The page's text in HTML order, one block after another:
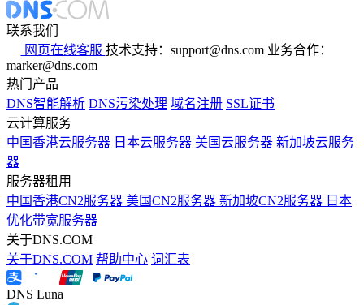
联系我们
网页在线客服 技术支持：support@dns.com 业务合作：
marker@dns.com
热门产品
DNS智能解析 DNS污染处理 域名注册 SSL证书
云计算服务
中国香港云服务器 日本云服务器 美国云服务器 新加坡云服务
器
服务器租用
中国香港CN2服务器 美国CN2服务器 新加坡CN2服务器 日本
优化带宽服务器
关于DNS.COM
关于DNS.COM 帮助中心 词汇表
DNS Luna